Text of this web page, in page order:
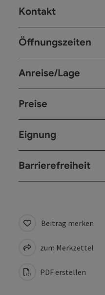
Kontakt
Öffnungszeiten
Anreise/Lage
Preise
Eignung
Barrierefreiheit
Beitrag merken
zum Merkzettel
PDF erstellen